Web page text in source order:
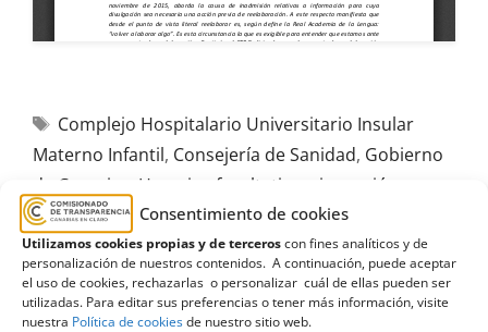
Consentimiento de cookies
Utilizamos cookies propias y de terceroscon fines analíticos y de
personalización de nuestros contenidos. A continuación, puede aceptar
el uso de cookies, rechazarlas o personalizar cuál de ellas pueden ser
utilizadas. Para editar sus preferencias o tener más información, visite
nuestra Política de cookiesde nuestro sitio web.
Complejo Hospitalario Universitario Insular
Materno Infantil, Consejería de Sanidad, Gobierno
de Canarias
Horarios facultativos
incoación
expediente, Información en materia de empleo en
el sector público,Reelaboración,Servicio Canario
de la Salud